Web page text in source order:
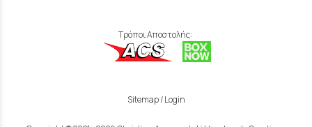
Τρόποι Αποστολής:
Sitemap/Login